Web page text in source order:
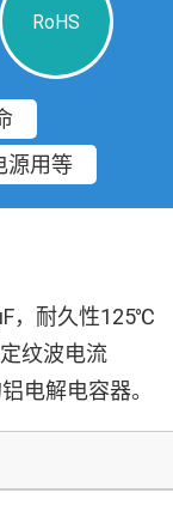
RoHS
源用等
，耐久性125℃
纹波电流
电解电容器。